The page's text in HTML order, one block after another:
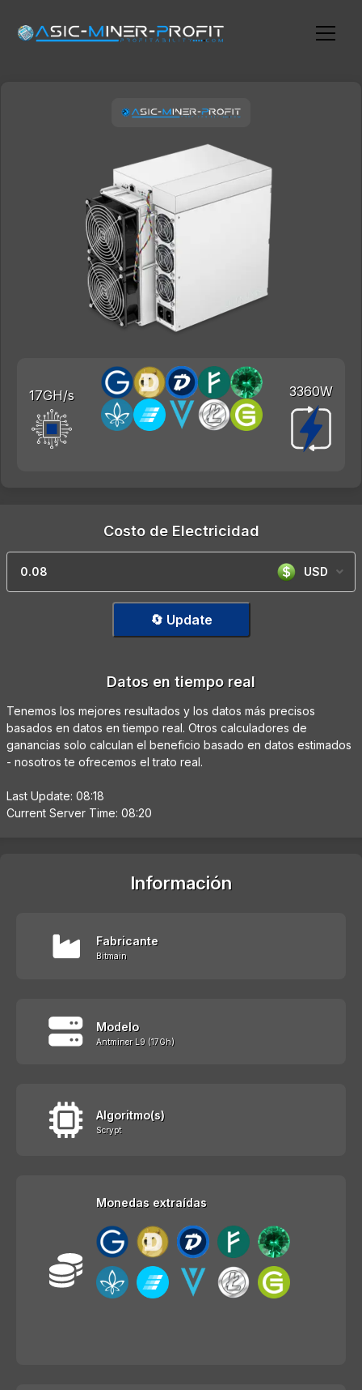
17GH/s 3360W
Costo de Electricidad
USD
🔄 Update
Datos en tiempo real
Tenemos los mejores resultados y los datos más precisos
basados en datos en tiempo real. Otros calculadores de
ganancias solo calculan el beneficio basado en datos estimados
- nosotros te ofrecemos el trato real.
Last Update: 08:18
Current Server Time: 08:20
Información
Fabricante
Bitmain
Modelo
Antminer L9 (17Gh)
Algoritmo(s)
Scrypt
Monedas extraídas